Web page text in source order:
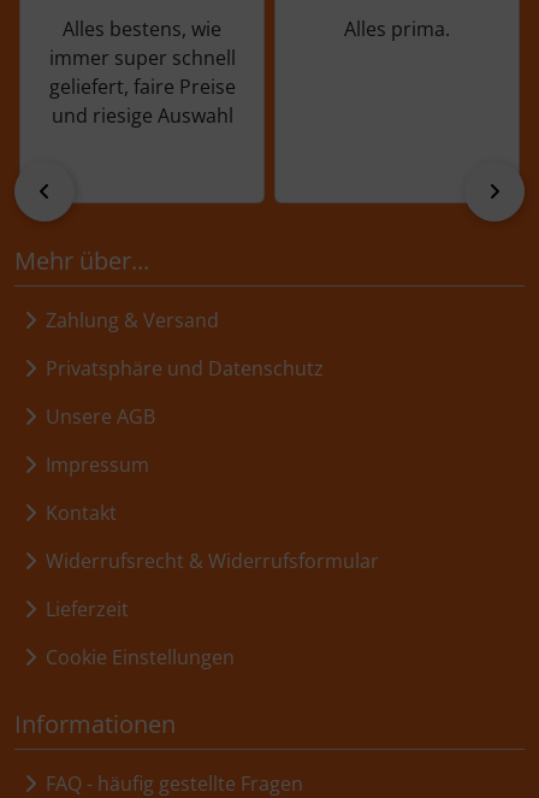
Alles bestens, wie
immer super schnell
geliefert, faire Preise
und riesige Auswahl
Alles prima.
vor
Mehr über...
Zahlung & Versand
Privatsphäre und Datenschutz
Unsere AGB
Impressum
Kontakt
Widerrufsrecht & Widerrufsformular
Lieferzeit
Cookie Einstellungen
Informationen
FAQ - häufig gestellte Fragen